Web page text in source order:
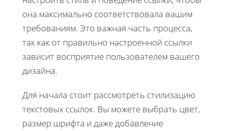
она максимально соответствовала вашим
требованиям. Это важная часть процесса,
так как от правильно настроенной ссылки
зависит восприятие пользователем вашего
дизайна.
Для начала стоит рассмотреть стилизацию
текстовых ссылок. Вы можете выбрать цвет,
размер шрифта и даже добавление